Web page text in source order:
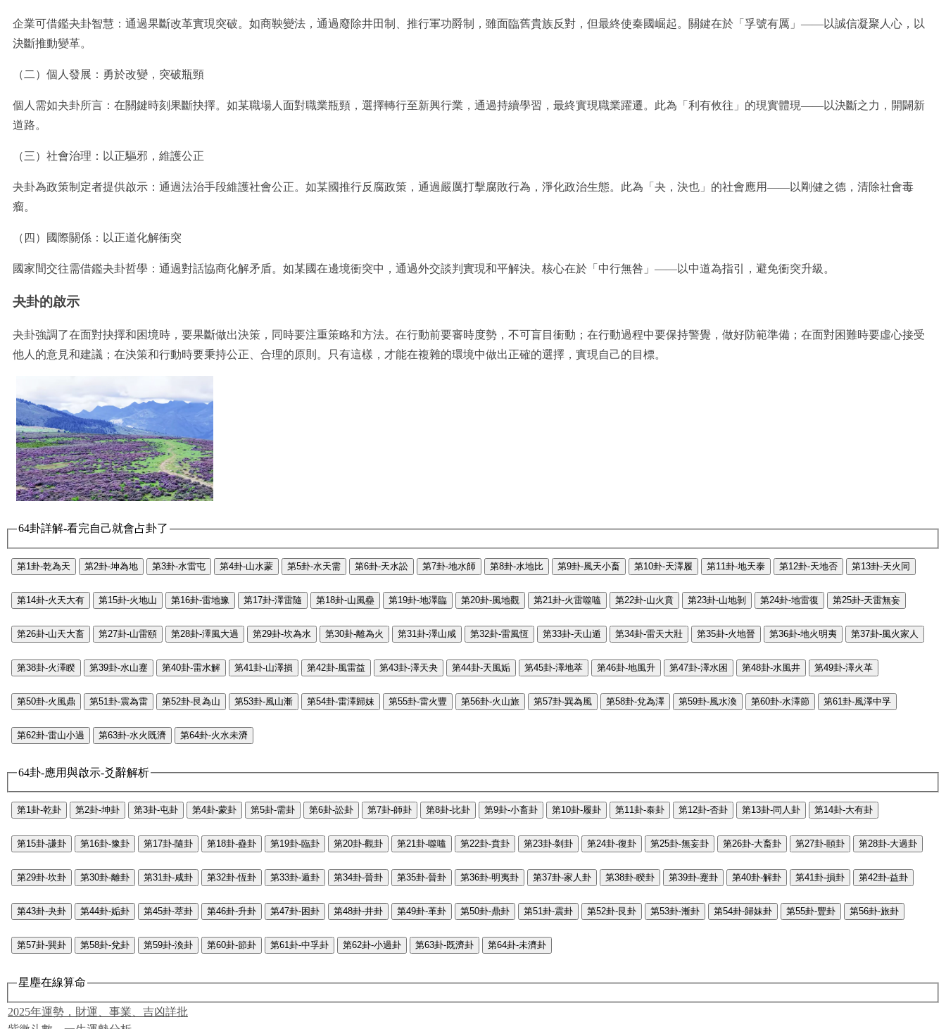
企業可借鑑夬卦智慧：通過果斷改革實現突破。如商鞅變法，通過廢除井田制、推行軍功爵制，雖面臨舊貴族反對，但最終使秦國崛起。關鍵在於「孚號有厲」——以誠信凝聚人心，以
決斷推動變革。
（二）個人發展：勇於改變，突破瓶頸
個人需如夬卦所言：在關鍵時刻果斷抉擇。如某職場人面對職業瓶頸，選擇轉行至新興行業，通過持續學習，最終實現職業躍遷。此為「利有攸往」的現實體現——以決斷之力，開闢新
道路。
（三）社會治理：以正驅邪，維護公正
夬卦為政策制定者提供啟示：通過法治手段維護社會公正。如某國推行反腐政策，通過嚴厲打擊腐敗行為，淨化政治生態。此為「夬，決也」的社會應用——以剛健之德，清除社會毒
瘤。
（四）國際關係：以正道化解衝突
國家間交往需借鑑夬卦哲學：通過對話協商化解矛盾。如某國在邊境衝突中，通過外交談判實現和平解決。核心在於「中行無咎」——以中道為指引，避免衝突升級。
夬卦的啟示
夬卦強調了在面對抉擇和困境時，要果斷做出決策，同時要注重策略和方法。在行動前要審時度勢，不可盲目衝動；在行動過程中要保持警覺，做好防範準備；在面對困難時要虛心接受
他人的意見和建議；在決策和行動時要秉持公正、合理的原則。只有這樣，才能在複雜的環境中做出正確的選擇，實現自己的目標。
64卦詳解-看完自己就會占卦了
第1卦-乾為天 第2卦-坤為地 第3卦-水雷屯 第4卦-山水蒙 第5卦-水天需 第6卦-天水訟 第7卦-地水師 第8卦-水地比 第9卦-風天小畜 第10卦-天澤履 第11卦-地天泰 第12卦-天地否 第13卦-天火同
第14卦-火天大有 第15卦-火地山 第16卦-雷地豫 第17卦-澤雷隨 第18卦-山風蠱 第19卦-地澤臨 第20卦-風地觀 第21卦-火雷噬嗑 第22卦-山火賁 第23卦-山地剝 第24卦-地雷復 第25卦-天雷無妄
第26卦-山天大畜 第27卦-山雷頤 第28卦-澤風大過 第29卦-坎為水 第30卦-離為火 第31卦-澤山咸 第32卦-雷風恆 第33卦-天山遁 第34卦-雷天大壯 第35卦-火地晉 第36卦-地火明夷 第37卦-風火家人
第38卦-火澤睽 第39卦-水山蹇 第40卦-雷水解 第41卦-山澤損 第42卦-風雷益 第43卦-澤天夬 第44卦-天風姤 第45卦-澤地萃 第46卦-地風升 第47卦-澤水困 第48卦-水風井 第49卦-澤火革
第50卦-火風鼎 第51卦-震為雷 第52卦-艮為山 第53卦-風山漸 第54卦-雷澤歸妹 第55卦-雷火豐 第56卦-火山旅 第57卦-巽為風 第58卦-兌為澤 第59卦-風水渙 第60卦-水澤節 第61卦-風澤中孚
第62卦-雷山小過 第63卦-水火既濟 第64卦-火水未濟
64卦-應用與啟示-爻辭解析
第1卦-乾卦 第2卦-坤卦 第3卦-屯卦 第4卦-蒙卦 第5卦-需卦 第6卦-訟卦 第7卦-師卦 第8卦-比卦 第9卦-小畜卦 第10卦-履卦 第11卦-泰卦 第12卦-否卦 第13卦-同人卦 第14卦-大有卦
第15卦-謙卦 第16卦-豫卦 第17卦-隨卦 第18卦-蠱卦 第19卦-臨卦 第20卦-觀卦 第21卦-噬嗑 第22卦-賁卦 第23卦-剝卦 第24卦-復卦 第25卦-無妄卦 第26卦-大畜卦 第27卦-頤卦 第28卦-大過卦
第29卦-坎卦 第30卦-離卦 第31卦-咸卦 第32卦-恆卦 第33卦-遁卦 第34卦-晉卦 第35卦-晉卦 第36卦-明夷卦 第37卦-家人卦 第38卦-睽卦 第39卦-蹇卦 第40卦-解卦 第41卦-損卦 第42卦-益卦
第43卦-夬卦 第44卦-姤卦 第45卦-萃卦 第46卦-升卦 第47卦-困卦 第48卦-井卦 第49卦-革卦 第50卦-鼎卦 第51卦-震卦 第52卦-艮卦 第53卦-漸卦 第54卦-歸妹卦 第55卦-豐卦 第56卦-旅卦
第57卦-巽卦 第58卦-兌卦 第59卦-渙卦 第60卦-節卦 第61卦-中孚卦 第62卦-小過卦 第63卦-既濟卦 第64卦-未濟卦
星塵在線算命
2025年運勢，財運、事業、吉凶詳批